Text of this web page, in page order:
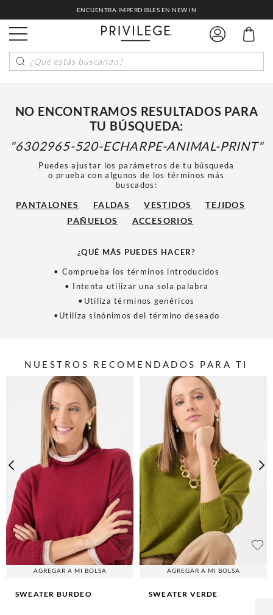
ENCUENTRA IMPERDIBLES EN NEW IN
¿Qué estás buscando?
NO ENCONTRAMOS RESULTADOS PARA
TU BÚSQUEDA:
6302965-520-ECHARPE-ANIMAL-PRINT
Puedes ajustar los parámetros de tu búsqueda
o prueba con algunos de los términos más
buscados:
PANTALONES FALDAS VESTIDOS
TEJIDOS
PAÑUELOS
ACCESORIOS
¿QUÉ MÁS PUEDES HACER?
• Comprueba los términos introducidos
• Intenta utilizar una sola palabra
•Utiliza términos genéricos
•Utiliza sinónimos del término deseado
NUESTROS RECOMENDADOS PARA TI
AGREGAR A MI BOLSA
SWEATER BURDEO
AGREGAR A MI BOLSA
SWEATER VERDE